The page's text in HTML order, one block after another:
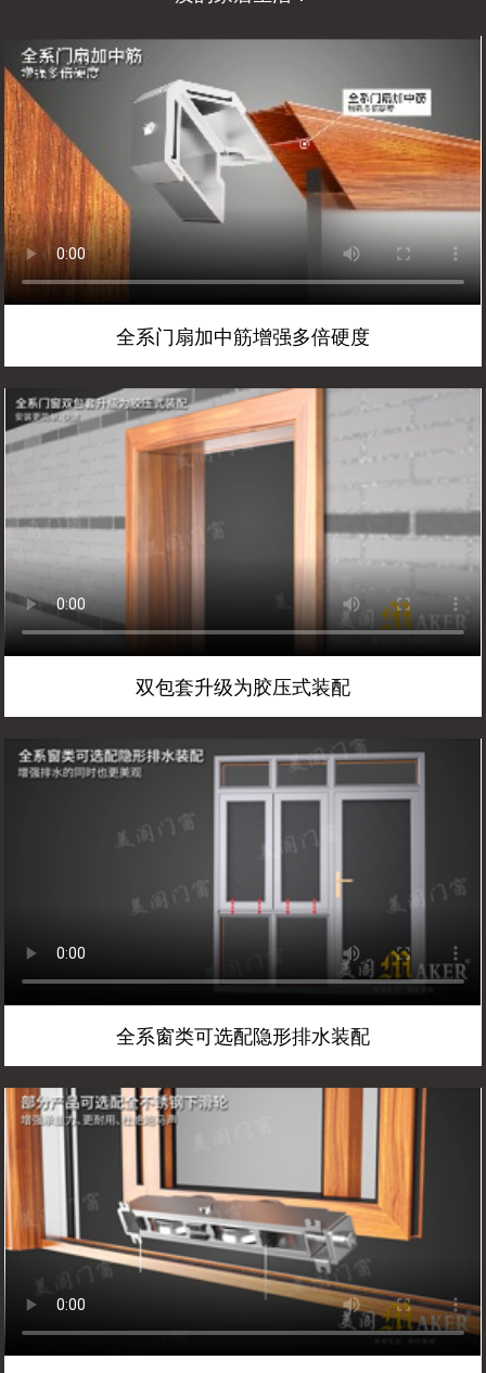
全系门扇加中筋增强多倍硬度
双包套升级为胶压式装配
全系窗类可选配隐形排水装配